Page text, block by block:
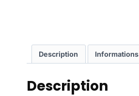
Description
Description